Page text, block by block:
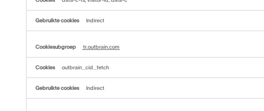
Indirect
tr.outbrain.com
outbrain_cid_fetch
Indirect